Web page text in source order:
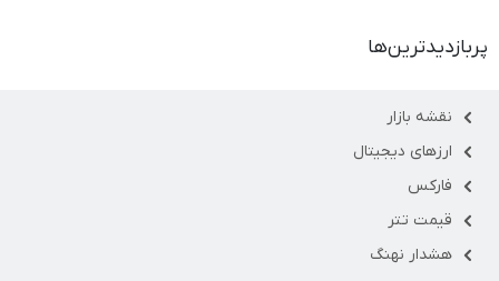
پربازدیدترین‌ها
نقشه بازار
ارزهای دیجیتال
فارکس
قیمت تتر
هشدار نهنگ